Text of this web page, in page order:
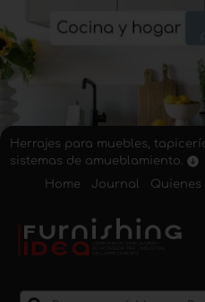
Herrajes para muebles,
sistemas de amueblamiento.
Home
Journal Quienes